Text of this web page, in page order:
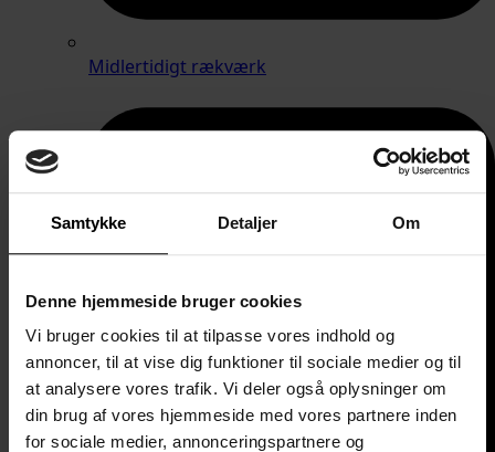
Samtykke Detaljer Om
Denne hjemmeside bruger cookies
Vi bruger cookies til at tilpasse vores indhold og
annoncer, til at vise dig funktioner til sociale medier og til
at analysere vores trafik. Vi deler også oplysninger om
din brug af vores hjemmeside med vores partnere inden
for sociale medier, annonceringspartnere og
Midlertidigt rækværk